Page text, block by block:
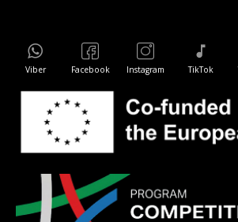
Viber Facebook Instagram TikTok